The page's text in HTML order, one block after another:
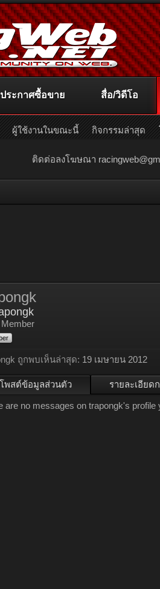
ติดต่อลงโฆษณา
ถูกพบเห็นล่าสุด: 19 เมษายน 2012
โพสต์ข้อมูลส่วนตัว รายละเอียด
are no messages on trapongk's profile
ประกาศซื้อขาย สื่อ/วิดีโอ
ผู้ใช้งานในขณะนี้ กิจกรรมล่าสุด